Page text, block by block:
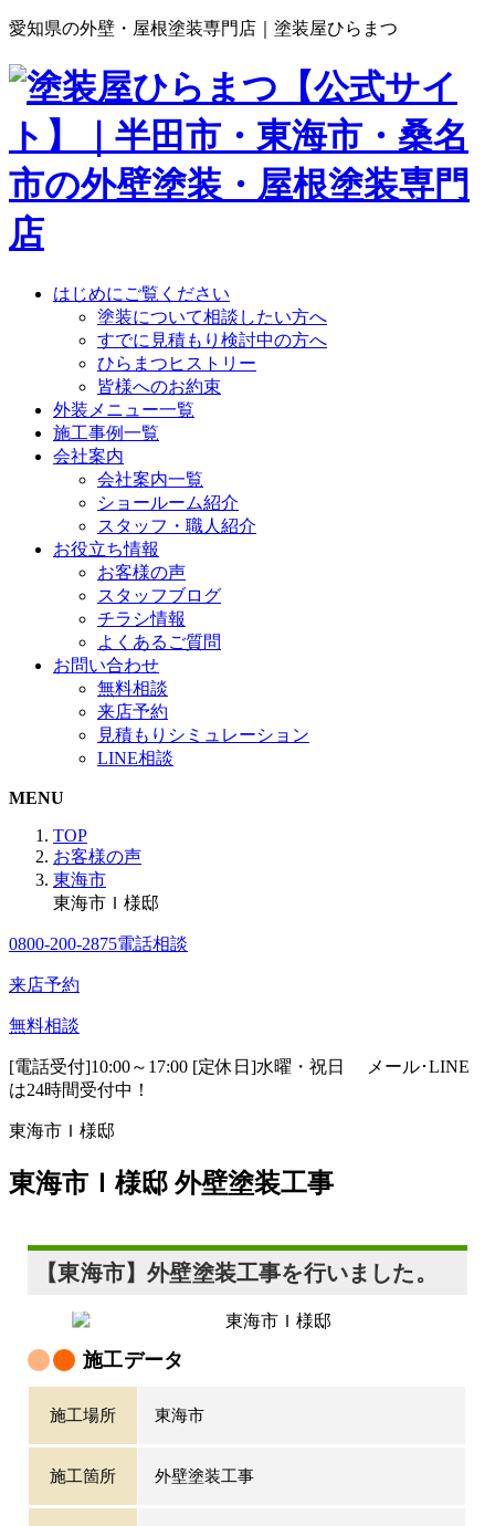
愛知県の外壁・屋根塗装専門店｜塗装屋ひらまつ
はじめにご覧ください
塗装について相談したい方へ
すでに見積もり検討中の方へ
ひらまつヒストリー
皆様へのお約束
外装メニュー一覧
施工事例一覧
会社案内
会社案内一覧
ショールーム紹介
スタッフ・職人紹介
お役立ち情報
お客様の声
スタッフブログ
チラシ情報
よくあるご質問
お問い合わせ
無料相談
来店予約
見積もりシミュレーション
LINE相談
MENU
TOP
お客様の声
東海市
東海市Ｉ様邸
0800-200-2875電話相談
来店予約
無料相談
[電話受付]10:00～17:00 [定休日]水曜・祝日
メール･LINE
は24時間受付中！
東海市Ｉ様邸
東海市Ｉ様邸 外壁塗装工事
【東海市】外壁塗装工事を行いました。
施工データ
施工場所 東海市
施工箇所 外壁塗装工事